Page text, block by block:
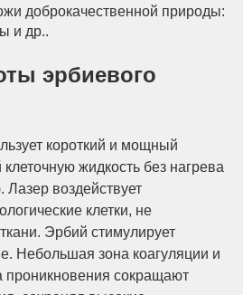
доброкачественной природы:
и др..
эрбиевого
короткий и мощный
жидкость без нагрева
Лазер воздействует
клетки, не
Эрбий стимулирует
Небольшая зона коагуляции и
проникновения сокращают